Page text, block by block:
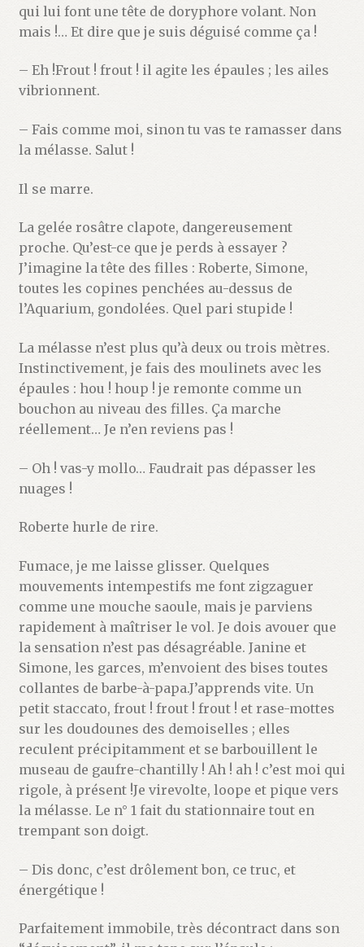
qui lui font une tête de doryphore volant. Non
mais !… Et dire que je suis déguisé comme ça !
– Eh !Frout ! frout ! il agite les épaules ; les ailes
vibrionnent.
– Fais comme moi, sinon tu vas te ramasser dans
la mélasse. Salut !
Il se marre.
La gelée rosâtre clapote, dangereusement
proche. Qu’est-ce que je perds à essayer ?
J’imagine la tête des filles : Roberte, Simone,
toutes les copines penchées au-dessus de
l’Aquarium, gondolées. Quel pari stupide !
La mélasse n’est plus qu’à deux ou trois mètres.
Instinctivement, je fais des moulinets avec les
épaules : hou ! houp ! je remonte comme un
bouchon au niveau des filles. Ça marche
réellement… Je n’en reviens pas !
– Oh ! vas-y mollo… Faudrait pas dépasser les
nuages !
Roberte hurle de rire.
Fumace, je me laisse glisser. Quelques
mouvements intempestifs me font zigzaguer
comme une mouche saoule, mais je parviens
rapidement à maîtriser le vol. Je dois avouer que
la sensation n’est pas désagréable. Janine et
Simone, les garces, m’envoient des bises toutes
collantes de barbe-à-papa.J’apprends vite. Un
petit staccato, frout ! frout ! frout ! et rase-mottes
sur les doudounes des demoiselles ; elles
reculent précipitamment et se barbouillent le
museau de gaufre-chantilly ! Ah ! ah ! c’est moi qui
rigole, à présent !Je virevolte, loope et pique vers
la mélasse. Le n° 1 fait du stationnaire tout en
trempant son doigt.
– Dis donc, c’est drôlement bon, ce truc, et
énergétique !
Parfaitement immobile, très décontract dans son